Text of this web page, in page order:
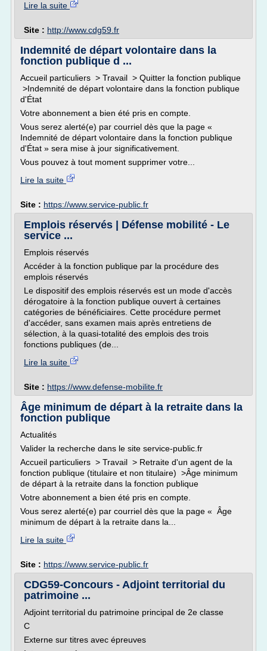
Lire la suite
Site : http://www.cdg59.fr
Indemnité de départ volontaire dans la
fonction publique d ...
Accueil particuliers > Travail > Quitter la fonction publique
>Indemnité de départ volontaire dans la fonction publique
d'État
Votre abonnement a bien été pris en compte.
Vous serez alerté(e) par courriel dès que la page «
Indemnité de départ volontaire dans la fonction publique
d'État » sera mise à jour significativement.
Vous pouvez à tout moment supprimer votre...
Lire la suite
Site : https://www.service-public.fr
Emplois réservés | Défense mobilité - Le
service ...
Emplois réservés
Accéder à la fonction publique par la procédure des
emplois réservés
Le dispositif des emplois réservés est un mode d'accès
dérogatoire à la fonction publique ouvert à certaines
catégories de bénéficiaires. Cette procédure permet
d'accéder, sans examen mais après entretiens de
sélection, à la quasi-totalité des emplois des trois
fonctions publiques (de...
Lire la suite
Site : https://www.defense-mobilite.fr
Âge minimum de départ à la retraite dans la
fonction publique
Actualités
Valider la recherche dans le site service-public.fr
Accueil particuliers > Travail > Retraite d'un agent de la
fonction publique (titulaire et non titulaire) >Âge minimum
de départ à la retraite dans la fonction publique
Votre abonnement a bien été pris en compte.
Vous serez alerté(e) par courriel dès que la page « Âge
minimum de départ à la retraite dans la...
Lire la suite
Site : https://www.service-public.fr
CDG59-Concours - Adjoint territorial du
patrimoine ...
Adjoint territorial du patrimoine principal de 2e classe
C
Externe sur titres avec épreuves